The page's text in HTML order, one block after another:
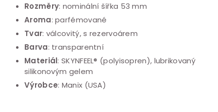
Rozměry: nominální šířka 53 mm
Aroma: parfémované
Tvar: válcovitý, s rezervoárem
Barva: transparentní
Materiál: SKYNFEEL® (polyisopren), lubrikovaný
silikonovým gelem
Výrobce: Manix (USA)